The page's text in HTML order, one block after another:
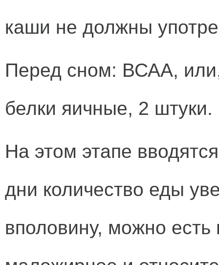
каши не должны
Перед сном: ВСАА,
белки яичные, 2 штуки.
На этом этапе
дни количество еды
вполовину, можно есть